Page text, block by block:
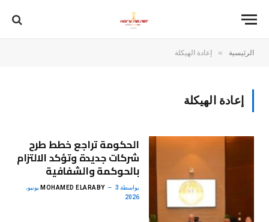
الرئيسية » إعادة الهيكلة
إعادة الهيكلة
الحكومة تراجع خطط طرح
شركات جديدة وتؤكد الالتزام
بالحوكمة والشفافية
بواسطة MOHAMED ELARABY 3 يونيو،
2026